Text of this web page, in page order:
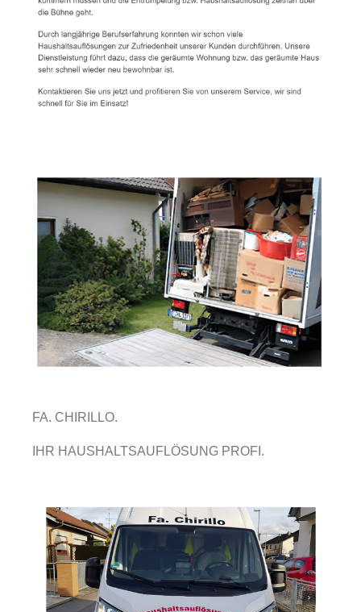
FA. CHIRILLO.
IHR HAUSHALTSAUFLÖSUNG PROFI.